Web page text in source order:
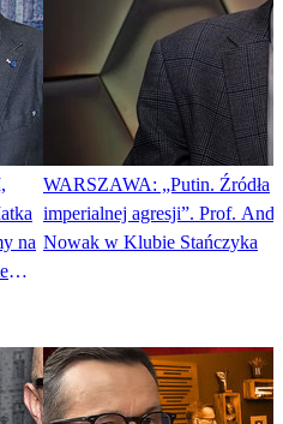
na
WARSZAWA: „Putin. Źródła
imperialnej agresji”. Prof.
Nowak w Klubie Stańczyka